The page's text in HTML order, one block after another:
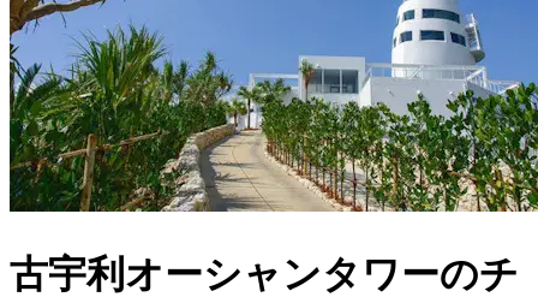
古宇利オーシャンタワーのチ